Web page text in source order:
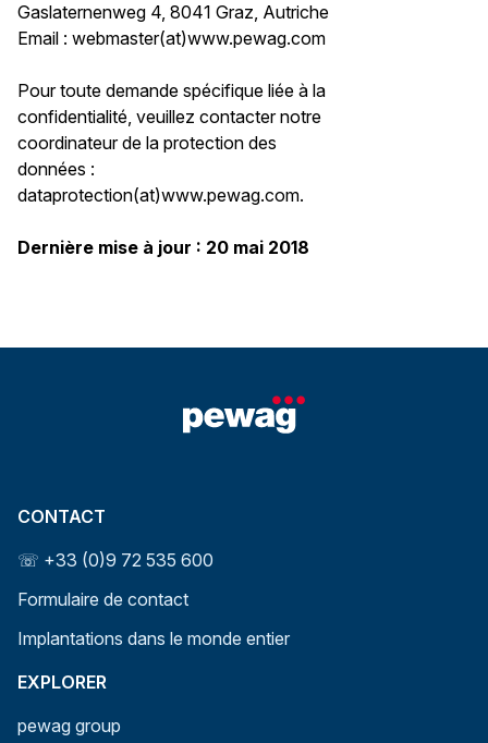
Gaslaternenweg 4, 8041 Graz, Autriche
Email : webmaster(at)www.pewag.com
Pour toute demande spécifique liée à la
confidentialité, veuillez contacter notre
coordinateur de la protection des
données :
dataprotection(at)www.pewag.com.
Dernière mise à jour : 20 mai 2018
CONTACT
☏ +33 (0)9 72 535 600
Formulaire de contact
Implantations dans le monde entier
EXPLORER
pewag group